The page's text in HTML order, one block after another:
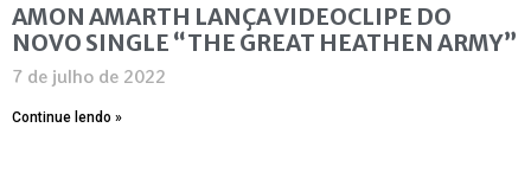
AMON AMARTH LANÇA VIDEOCLIPE DO
NOVO SINGLE “THE GREAT HEATHEN ARMY”
7 de julho de 2022
Continue lendo »